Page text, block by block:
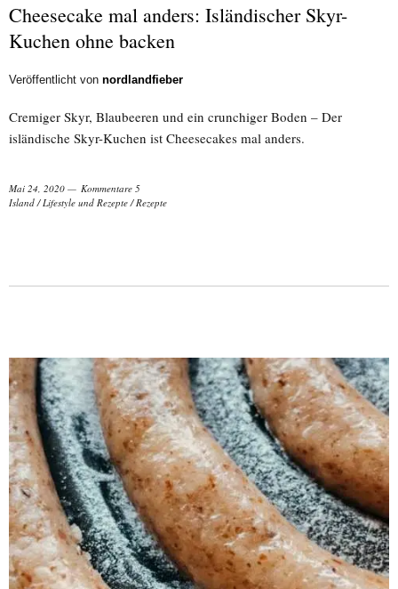
Cheesecake mal anders: Isländischer Skyr-
Kuchen ohne backen
Veröffentlicht von nordlandfieber
Cremiger Skyr, Blaubeeren und ein crunchiger Boden – Der
isländische Skyr-Kuchen ist Cheesecakes mal anders.
Mai 24, 2020
Kommentare 5
Island / Lifestyle und Rezepte /Rezepte